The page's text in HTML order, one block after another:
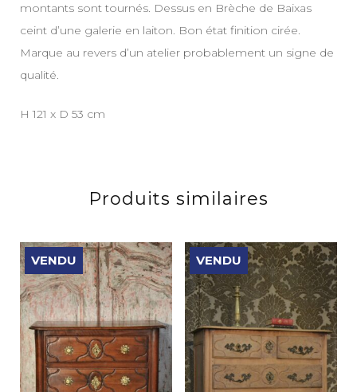
montants sont tournés. Dessus en Brèche de Baixas
ceint d’une galerie en laiton. Bon état finition cirée.
Marque au revers d’un atelier probablement un signe de
qualité.
H 121 x D 53 cm
Produits similaires
VENDU VENDU